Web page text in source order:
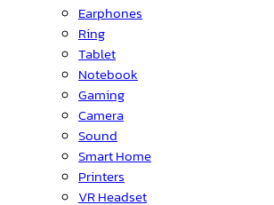
Earphones
Ring
Tablet
Notebook
Gaming
Camera
Sound
Smart Home
Printers
VR Headset